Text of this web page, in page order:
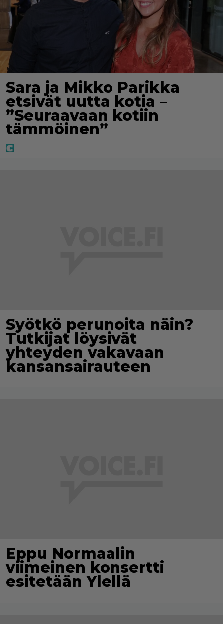
Sara ja Mikko Parikka
etsivät uutta kotia –
”Seuraavaan kotiin
tämmöinen”
Syötkö perunoita näin?
Tutkijat löysivät
yhteyden vakavaan
kansansairauteen
Eppu Normaalin
viimeinen konsertti
esitetään Ylellä